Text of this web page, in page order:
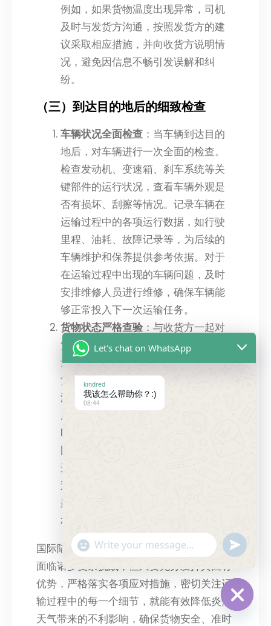
例如，如果货物温度出现异常，司机
及时与发货方沟通，按照发货方的建
议采取相应措施，并向收货方说明情
况，避免因信息不畅引发误解和纠
纷。
（三）到达目的地后的细致检查
车辆状况全面检查 ：当车辆到达目的
地后，对车辆进行一次全面的检查。
检查发动机、变速箱、刹车系统等关
键部件的运行状况，查看车辆外观是
否有损坏、刮擦等情况。记录车辆在
运输过程中的各项运行数据，如行驶
里程、油耗、故障记录等，为后续的
车辆维护和保养提供参考依据。对于
在运输过程中出现的车辆问题，及时
安排维修人员进行维修，确保车辆能
够正常投入下一次运输任务。
货物状态严格查验：与收货方一起对
货物进行仔细的检查，确认货物的数
量、质量是否与运输合同一致。检查
货物的包装是否完好，是否有因高
温、颠簸等原因导致的货物损坏、变
质等情况。如发现货物存在问题，及
时与发货方、收货方沟通协商，按照
国际货运合同和相关法律法规的规定
进行妥善处理。同时，对货物的运输
过程进行总结，分析可能导致货物问
题的原因，以便在今后的运输中采取
相应的改进措施。
国际陆运 卡航在夏季炎热天气下的国际货运
面临诸多复杂挑战，但只要充分发挥其固有
优势，严格落实各项应对措施，密切关注运
输过程中的每一个细节，就能有效降低炎热
天气带来的不利影响，确保货物安全、准时
Let's chat on WhatsApp
kindred
我该怎么帮助你？:)
08:44
"+chaty_settings.lang.emoji_picker+"
Send
WhatsApp